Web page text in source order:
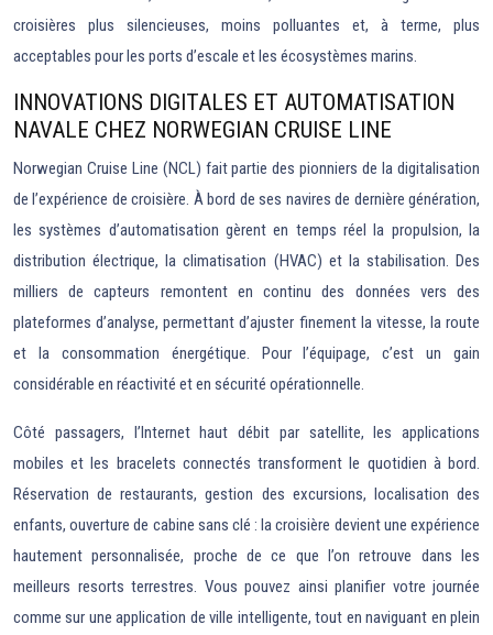
croisières plus silencieuses, moins polluantes et, à terme, plus
acceptables pour les ports d’escale et les écosystèmes marins.
INNOVATIONS DIGITALES ET AUTOMATISATION
NAVALE CHEZ NORWEGIAN CRUISE LINE
Norwegian Cruise Line (NCL) fait partie des pionniers de la digitalisation
de l’expérience de croisière. À bord de ses navires de dernière génération,
les systèmes d’automatisation gèrent en temps réel la propulsion, la
distribution électrique, la climatisation (HVAC) et la stabilisation. Des
milliers de capteurs remontent en continu des données vers des
plateformes d’analyse, permettant d’ajuster finement la vitesse, la route
et la consommation énergétique. Pour l’équipage, c’est un gain
considérable en réactivité et en sécurité opérationnelle.
Côté passagers, l’Internet haut débit par satellite, les applications
mobiles et les bracelets connectés transforment le quotidien à bord.
Réservation de restaurants, gestion des excursions, localisation des
enfants, ouverture de cabine sans clé : la croisière devient une expérience
hautement personnalisée, proche de ce que l’on retrouve dans les
meilleurs resorts terrestres. Vous pouvez ainsi planifier votre journée
comme sur une application de ville intelligente, tout en naviguant en plein